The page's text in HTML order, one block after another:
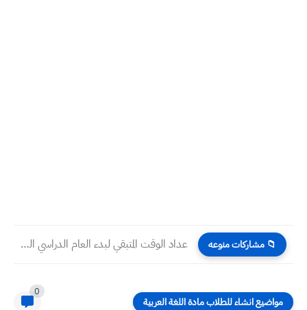
📁 مشاركات منوعه عداد الوقت المتبقي لبدء العام الدراسي الجديد 2026
مواضيع انشاء للطلاب مادة اللغة العربية
0